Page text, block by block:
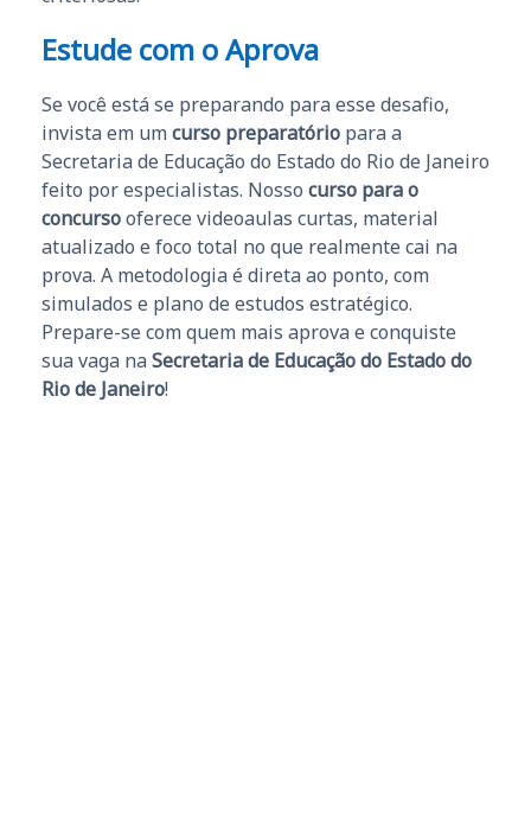
Estude com o Aprova
Se você está se preparando para esse desafio,
invista em um curso preparatório para a
Secretaria de Educação do Estado do Rio de Janeiro
feito por especialistas. Nosso curso para o
concursooferece videoaulas curtas, material
atualizado e foco total no que realmente cai na
prova. A metodologia é direta ao ponto, com
simulados e plano de estudos estratégico.
Prepare-se com quem mais aprova e conquiste
sua vaga na Secretaria de Educação do Estado do
Rio de Janeiro!